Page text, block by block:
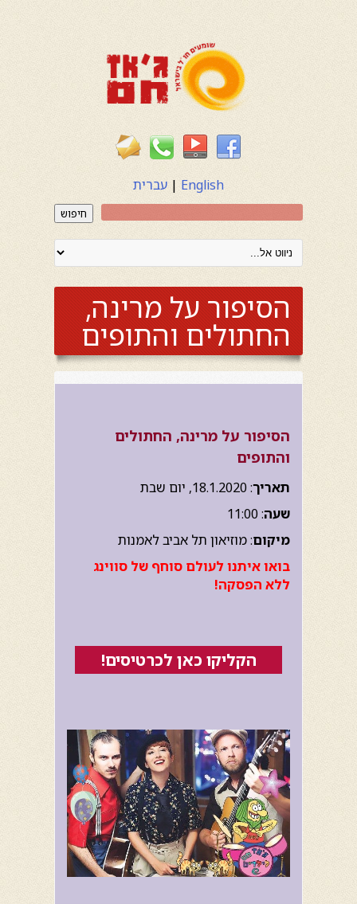
English
| עברית
חיפוש
הסיפור על מרינה,
החתולים והתופים
הסיפור על מרינה, החתולים
והתופים
תאריך: 18.1.2020, יום שבת
שעה: 11:00
מיקום: מוזיאון תל אביב לאמנות
בואו איתנו לעולם סוחף של סווינג
ללא הפסקה!
הקליקו כאן לכרטיסים!